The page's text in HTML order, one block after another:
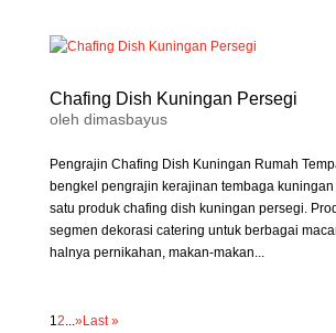
Chafing Dish Kuningan Persegi
oleh dimasbayus
Pengrajin Chafing Dish Kuningan Rumah
bengkel pengrajin kerajinan tembaga
satu produk chafing dish kuningan persegi.
segmen dekorasi catering untuk berbagai
halnya pernikahan, makan-makan...
12...»Last »